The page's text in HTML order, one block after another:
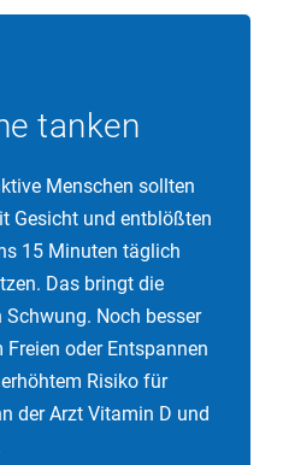
sind, kommt es
Vitamin D.
zwischen einem Vitamin-
Herz-Kreislauf-Leiden
Zudem scheint
Einfluss auf die
zu haben. Sogar
Verbindung gebracht.
tanken
Menschen sollten
Gesicht und entblößten
15 Minuten täglich
Das bringt die
Noch besser
oder Entspannen
Risiko für
der Arzt Vitamin D und